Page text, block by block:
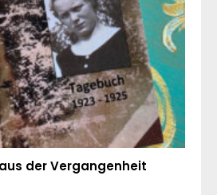
der Vergangenheit